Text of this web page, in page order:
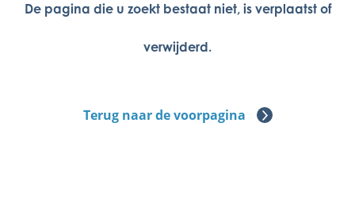
De pagina die u zoekt bestaat niet, is verplaatst of
verwijderd.
Terug naar de voorpagina